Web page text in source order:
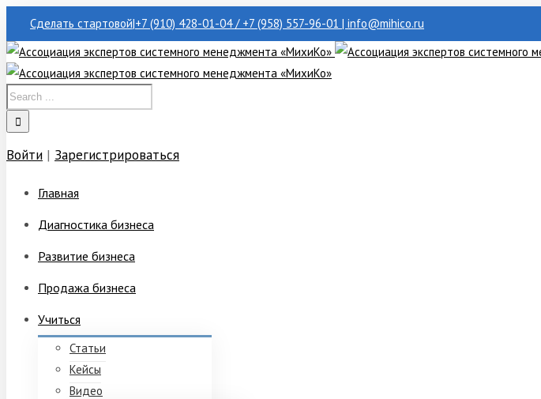
Сделать стартовой|+7 (910) 428-01-04 / +7 (958) 557-96-01 | info@mihico.ru
Войти | Зарегистрироваться
Главная
Диагностика бизнеса
Развитие бизнеса
Продажа бизнеса
Учиться
Статьи
Кейсы
Видео